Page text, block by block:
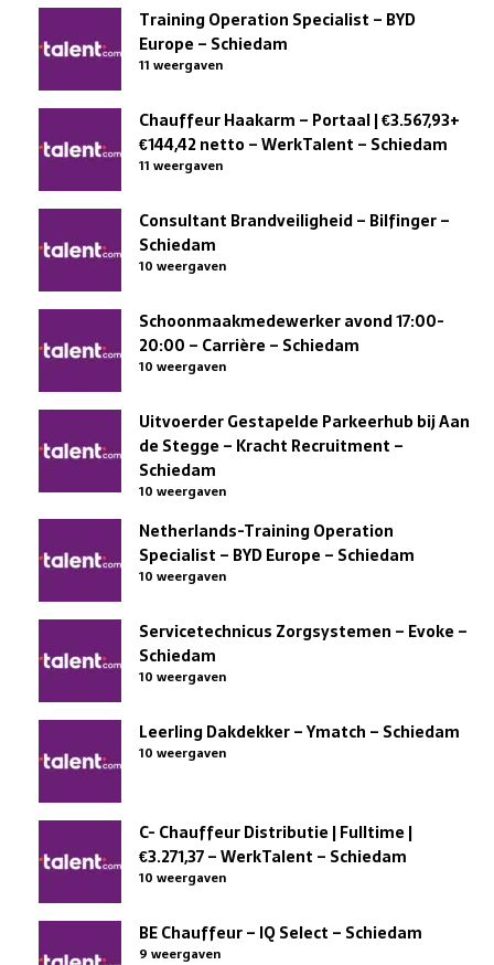
Training Operation Specialist – BYD
Europe – Schiedam
11 weergaven
Chauffeur Haakarm – Portaal | €3.567,93+
€144,42 netto – WerkTalent – Schiedam
11 weergaven
Consultant Brandveiligheid – Bilfinger –
Schiedam
10 weergaven
Schoonmaakmedewerker avond 17:00-
20:00 – Carrière – Schiedam
10 weergaven
Uitvoerder Gestapelde Parkeerhub bij Aan
de Stegge – Kracht Recruitment –
Schiedam
10 weergaven
Netherlands-Training Operation
Specialist – BYD Europe – Schiedam
10 weergaven
Servicetechnicus Zorgsystemen – Evoke –
Schiedam
10 weergaven
Leerling Dakdekker – Ymatch – Schiedam
10 weergaven
C- Chauffeur Distributie | Fulltime |
€3.271,37 – WerkTalent – Schiedam
10 weergaven
BE Chauffeur – IQ Select – Schiedam
9 weergaven